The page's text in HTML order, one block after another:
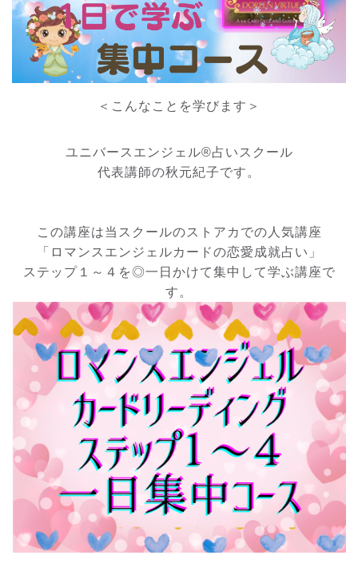
＜こんなことを学びます＞
ユニバースエンジェル®占いスクール
代表講師の秋元紀子です。
この講座は当スクールのストアカでの人気講座
「ロマンスエンジェルカードの恋愛成就占い」
ステップ１～４を◎一日かけて集中して学ぶ講座で
す。